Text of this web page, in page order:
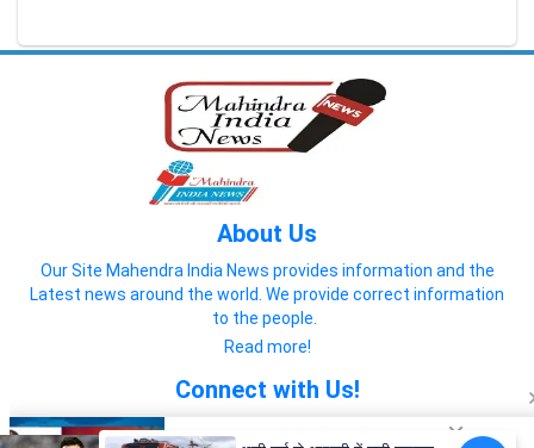
About Us
Our Site Mahendra India News provides information and the
Latest news around the world. We provide correct information
to the people.
Read more!
Connect with Us!